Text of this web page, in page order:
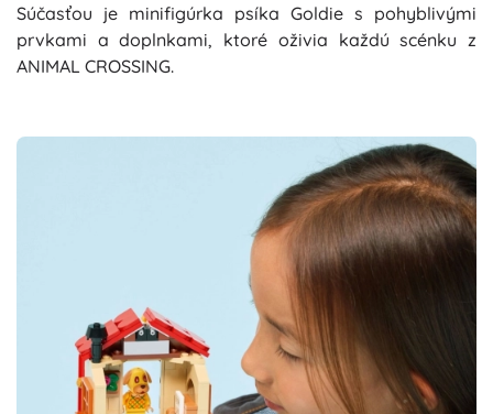
Súčasťou je minifigúrka psíka Goldie s pohyblivými
prvkami a doplnkami, ktoré oživia každú scénku z
ANIMAL CROSSING.